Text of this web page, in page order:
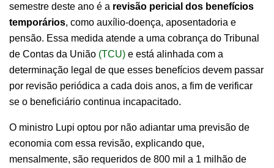
semestre deste ano é a revisão pericial dos benefícios
temporários, como auxílio-doença, aposentadoria e
pensão. Essa medida atende a uma cobrança do Tribunal
de Contas da União (TCU) e está alinhada com a
determinação legal de que esses benefícios devem passar
por revisão periódica a cada dois anos, a fim de verificar
se o beneficiário continua incapacitado.
O ministro Lupi optou por não adiantar uma previsão de
economia com essa revisão, explicando que,
mensalmente, são requeridos de 800 mil a 1 milhão de